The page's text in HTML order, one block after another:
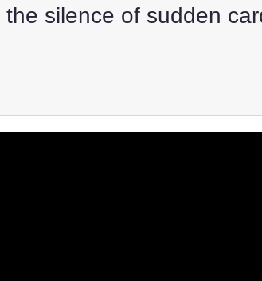
the silence of sudden